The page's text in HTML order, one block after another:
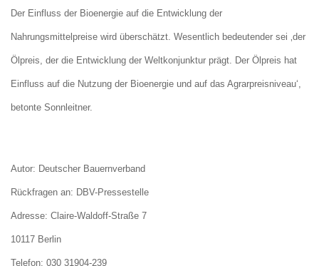
Der Einfluss der Bioenergie auf die Entwicklung der
Nahrungsmittelpreise wird überschätzt. Wesentlich bedeutender sei ‚der
Ölpreis, der die Entwicklung der Weltkonjunktur prägt. Der Ölpreis hat
Einfluss auf die Nutzung der Bioenergie und auf das Agrarpreisniveau‘,
betonte Sonnleitner.
Autor: Deutscher Bauernverband
Rückfragen an: DBV-Pressestelle
Adresse: Claire-Waldoff-Straße 7
10117 Berlin
Telefon: 030 31904-239